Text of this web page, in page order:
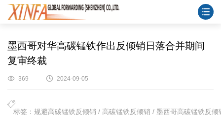
墨西哥对华高碳锰铁作出反倾销日落合并期间
复审终裁
369 2024-09-05
标签：规避高碳锰铁反倾销 / 高碳锰铁反倾销 / 墨西哥高碳锰铁反